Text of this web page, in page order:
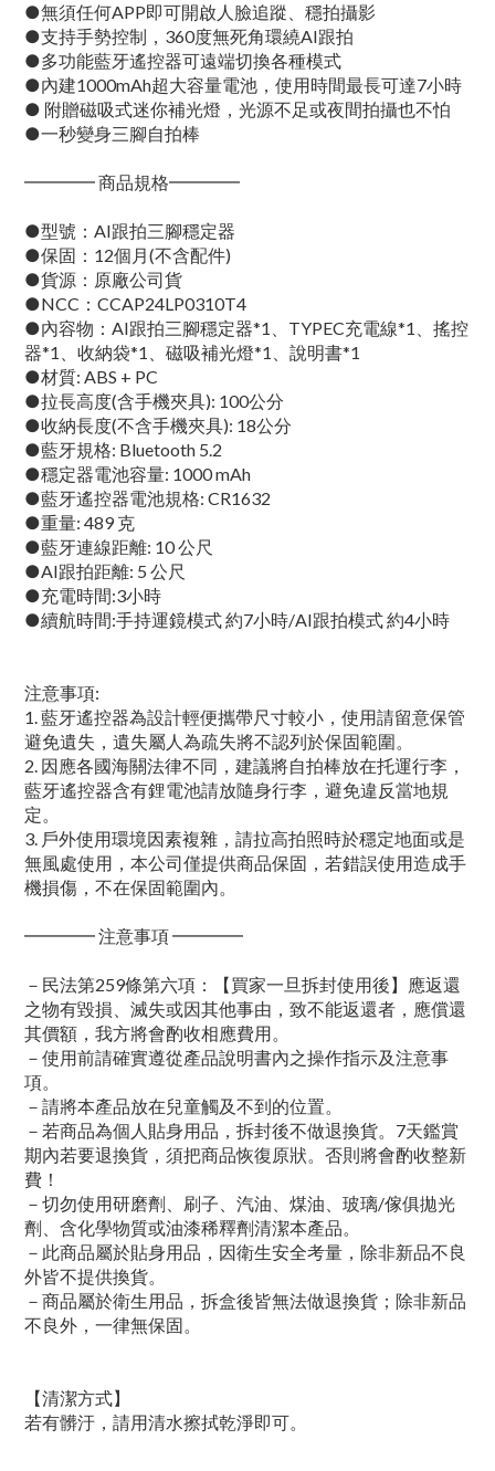
●無須任何APP即可開啟人臉追蹤、穩拍攝影
●支持手勢控制，360度無死角環繞AI跟拍
●多功能藍牙遙控器可遠端切換各種模式
●內建1000mAh超大容量電池，使用時間最長可達7小時
● 附贈磁吸式迷你補光燈，光源不足或夜間拍攝也不怕
●一秒變身三腳自拍棒
━━━━ 商品規格━━━━
●型號：AI跟拍三腳穩定器
●保固：12個月(不含配件)
●貨源：原廠公司貨
●NCC：CCAP24LP0310T4
●內容物：AI跟拍三腳穩定器*1、TYPEC充電線*1、搖控
器*1、收納袋*1、磁吸補光燈*1、說明書*1
●材質: ABS + PC
●拉長高度(含手機夾具): 100公分
●收納長度(不含手機夾具): 18公分
●藍牙規格: Bluetooth 5.2
●穩定器電池容量: 1000 mAh
●藍牙遙控器電池規格: CR1632
●重量: 489 克
●藍牙連線距離: 10 公尺
●AI跟拍距離: 5 公尺
●充電時間:3小時
●續航時間:手持運鏡模式 約7小時/AI跟拍模式 約4小時
注意事項:
1. 藍牙遙控器為設計輕便攜帶尺寸較小，使用請留意保管
避免遺失，遺失屬人為疏失將不認列於保固範圍。
2. 因應各國海關法律不同，建議將自拍棒放在托運行李，
藍牙遙控器含有鋰電池請放隨身行李，避免違反當地規
定。
3. 戶外使用環境因素複雜，請拉高拍照時於穩定地面或是
無風處使用，本公司僅提供商品保固，若錯誤使用造成手
機損傷，不在保固範圍內。
━━━━ 注意事項 ━━━━
－民法第259條第六項：【買家一旦拆封使用後】應返還
之物有毀損、滅失或因其他事由，致不能返還者，應償還
其價額，我方將會酌收相應費用。
－使用前請確實遵從產品說明書內之操作指示及注意事
項。
－請將本產品放在兒童觸及不到的位置。
－若商品為個人貼身用品，拆封後不做退換貨。7天鑑賞
期內若要退換貨，須把商品恢復原狀。否則將會酌收整新
費！
－切勿使用研磨劑、刷子、汽油、煤油、玻璃/傢俱拋光
劑、含化學物質或油漆稀釋劑清潔本產品。
－此商品屬於貼身用品，因衛生安全考量，除非新品不良
外皆不提供換貨。
－商品屬於衛生用品，拆盒後皆無法做退換貨；除非新品
不良外，一律無保固。
【清潔方式】
若有髒汙，請用清水擦拭乾淨即可。